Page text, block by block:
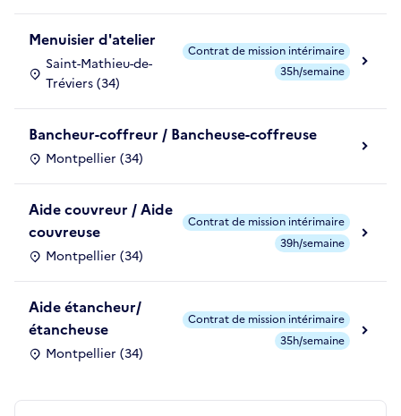
Menuisier d'atelier
Saint-Mathieu-de-
Tréviers (34)
Contrat de mission intérimaire
35h/semaine
Bancheur-coffreur / Bancheuse-coffreuse
Montpellier (34)
Aide couvreur / Aide
couvreuse
Montpellier (34)
Contrat de mission intérimaire
39h/semaine
Aide étancheur/
étancheuse
Montpellier (34)
Contrat de mission intérimaire
35h/semaine